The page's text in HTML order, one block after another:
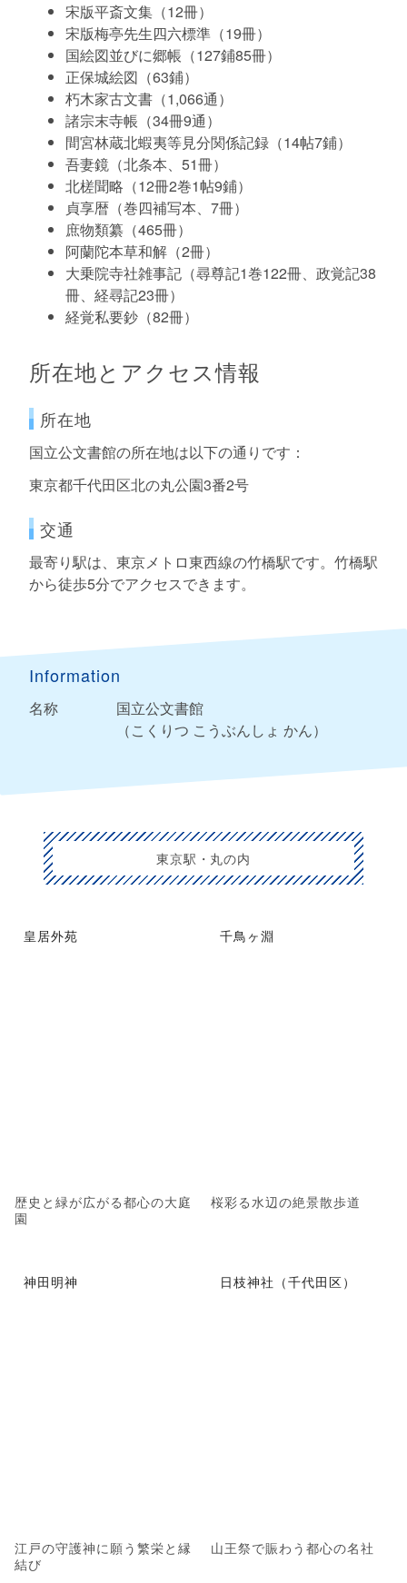
宋版平斎文集（12冊）
宋版梅亭先生四六標準（19冊）
国絵図並びに郷帳（127鋪85冊）
正保城絵図（63鋪）
朽木家古文書（1,066通）
諸宗末寺帳（34冊9通）
間宮林蔵北蝦夷等見分関係記録（14帖7鋪）
吾妻鏡（北条本、51冊）
北槎聞略（12冊2巻1帖9鋪）
貞享暦（巻四補写本、7冊）
庶物類纂（465冊）
阿蘭陀本草和解（2冊）
大乗院寺社雑事記（尋尊記1巻122冊、政覚記38
冊、経尋記23冊）
経覚私要鈔（82冊）
所在地とアクセス情報
所在地
国立公文書館の所在地は以下の通りです：
東京都千代田区北の丸公園3番2号
交通
最寄り駅は、東京メトロ東西線の竹橋駅です。竹橋駅
から徒歩5分でアクセスできます。
Information
名称
国立公文書館
（こくりつ こうぶんしょ かん）
東京駅・丸の内
皇居外苑
歴史と緑が広がる都心の大庭
園
千鳥ヶ淵
桜彩る水辺の絶景散歩道
神田明神
江戸の守護神に願う繁栄と縁
結び
日枝神社（千代田区）
山王祭で賑わう都心の名社